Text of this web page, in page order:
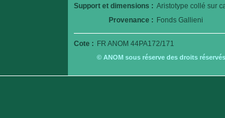
Support et dimensions : Aristotype collé sur
Provenance : Fonds Gallieni
Cote : FR ANOM 44PA172/171
© ANOM sous réserve des droits